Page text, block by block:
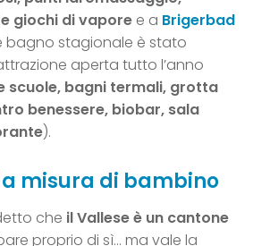
giochi di vapore e a Brigerbad
bagno stagionale è stato
aperta tutto l’anno
scuole, bagni termali, grotta
benessere, biobar, sala
).
misura di bambino
che il Vallese è un cantone
proprio di sì… ma vale la